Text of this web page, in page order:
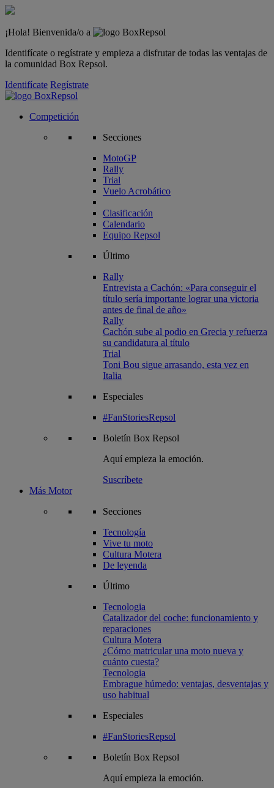
¡Hola! Bienvenida/o a
Identifícate o regístrate y empieza a disfrutar de todas las ventajas de
la comunidad Box Repsol.
Identifícate Regístrate
Competición
Secciones
MotoGP
Rally
Trial
Vuelo Acrobático
Clasificación
Calendario
Equipo Repsol
Último
Rally
Entrevista a Cachón: «Para conseguir el
título sería importante lograr una victoria
antes de final de año»
Rally
Cachón sube al podio en Grecia y refuerza
su candidatura al título
Trial
Toni Bou sigue arrasando, esta vez en
Italia
Especiales
#FanStoriesRepsol
Boletín Box Repsol
Aquí empieza la emoción.
Suscríbete
Más Motor
Secciones
Tecnología
Vive tu moto
Cultura Motera
De leyenda
Último
Tecnologia
Catalizador del coche: funcionamiento y
reparaciones
Cultura Motera
¿Cómo matricular una moto nueva y
cuánto cuesta?
Tecnologia
Embrague húmedo: ventajas, desventajas y
uso habitual
Especiales
#FanStoriesRepsol
Boletín Box Repsol
Aquí empieza la emoción.